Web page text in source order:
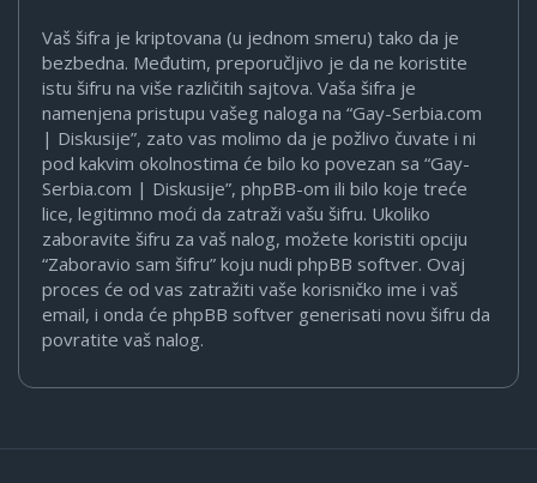
Vaš šifra je kriptovana (u jednom smeru) tako da je
bezbedna. Međutim, preporučljivo je da ne koristite
istu šifru na više različitih sajtova. Vaša šifra je
namenjena pristupu vašeg naloga na “Gay-Serbia.com
| Diskusije”, zato vas molimo da je požlivo čuvate i ni
pod kakvim okolnostima će bilo ko povezan sa “Gay-
Serbia.com | Diskusije”, phpBB-om ili bilo koje treće
lice, legitimno moći da zatraži vašu šifru. Ukoliko
zaboravite šifru za vaš nalog, možete koristiti opciju
“Zaboravio sam šifru” koju nudi phpBB softver. Ovaj
proces će od vas zatražiti vaše korisničko ime i vaš
email, i onda će phpBB softver generisati novu šifru da
povratite vaš nalog.